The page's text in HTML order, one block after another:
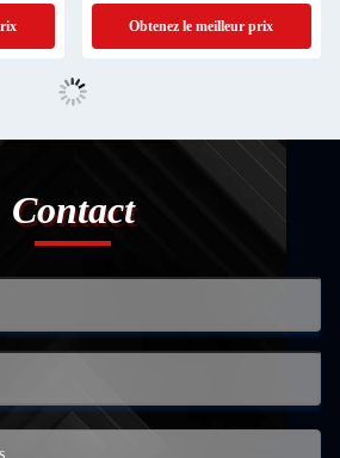
simplex Transcepteur Module SFP
Performance
Obtenez le meilleur prix
Contact